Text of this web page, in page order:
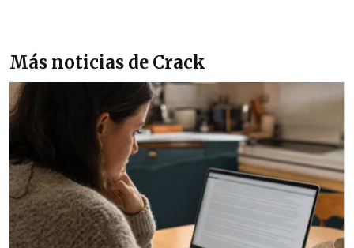
Más noticias de Crack